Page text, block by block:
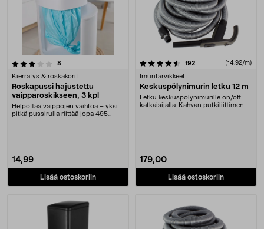
8
Kierrätys & roskakorit
Roskapussi hajustettu
vaipparoskikseen, 3 kpl
Helpottaa vaippojen vaihtoa – yksi
pitkä pussirulla riittää jopa 495
14,99
Lisää ostoskoriin
4.5 viidestä tähdestä 192arvostelut (14,92/m)
Imuritarvikkeet
Keskuspölynimurin letku 12 m
Letku keskuspölynimurille on/off
katkaisijalla. Kahvan putkiliittimen
179,00
Lisää ostoskoriin